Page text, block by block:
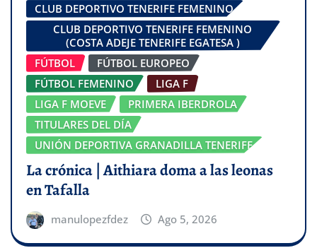
CLUB DEPORTIVO TENERIFE FEMENINO
CLUB DEPORTIVO TENERIFE FEMENINO
(COSTA ADEJE TENERIFE EGATESA )
FÚTBOL
FÚTBOL EUROPEO
FÚTBOL FEMENINO
LIGA F
LIGA F MOEVE
PRIMERA IBERDROLA
TITULARES DEL DÍA
UNIÓN DEPORTIVA GRANADILLA TENERIFE
La crónica | Aithiara doma a las leonas
en Tafalla
manulopezfdez Ago 5, 2026